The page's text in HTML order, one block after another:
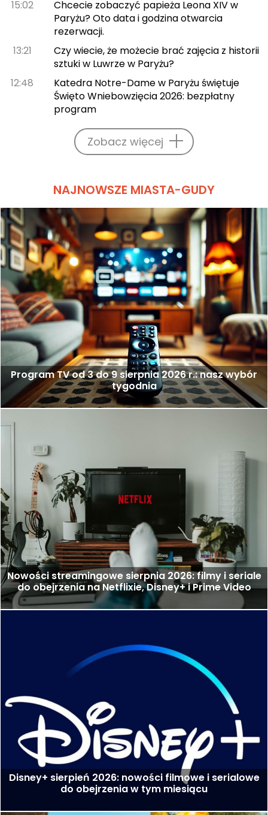
15:02
Chcecie zobaczyć papieża Leona XIV w
Paryżu? Oto data i godzina otwarcia
rezerwacji.
13:21
Czy wiecie, że możecie brać zajęcia z historii
sztuki w Luwrze w Paryżu?
12:48
Katedra Notre-Dame w Paryżu świętuje
Święto Wniebowzięcia 2026: bezpłatny
program
Zobacz więcej
NAJNOWSZE MIASTA-GUDY
Program TV od 3 do 9 sierpnia 2026 r.: nasz wybór
tygodnia
Nowości streamingowe sierpnia 2026: filmy i seriale
do obejrzenia na Netflixie, Disney+ i Prime Video
Disney+ sierpień 2026: nowości filmowe i serialowe
do obejrzenia w tym miesiącu